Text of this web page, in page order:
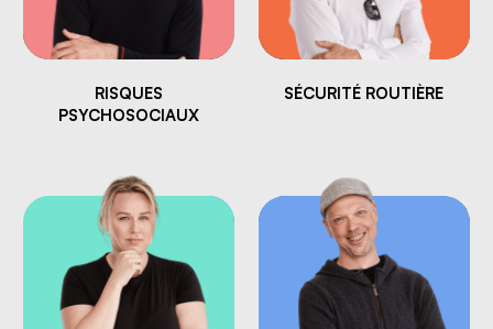
RISQUES
PSYCHOSOCIAUX
SÉCURITÉ ROUTIÈRE